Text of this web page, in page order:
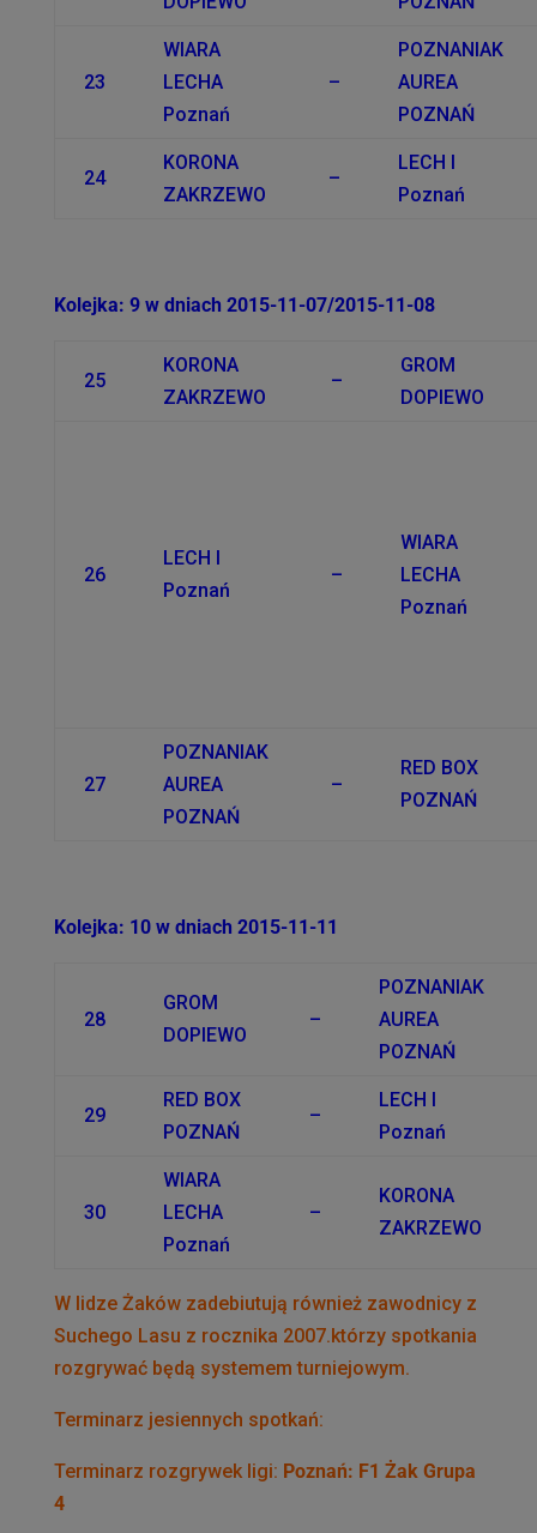
23
WIARA
LECHA
Poznań
–
POZNANIAK
AUREA
POZNAŃ
24
KORONA
ZAKRZEWO
–
LECH I
Poznań
Kolejka: 9 w dniach 2015-11-07/2015-11-08
25
KORONA
ZAKRZEWO
–
GROM
DOPIEWO
26
LECH I
Poznań
–
WIARA
LECHA
Poznań
27
POZNANIAK
AUREA
POZNAŃ
–
RED BOX
POZNAŃ
Kolejka: 10 w dniach 2015-11-11
28
GROM
DOPIEWO
–
POZNANIAK
AUREA
POZNAŃ
29
RED BOX
POZNAŃ
–
LECH I
Poznań
30
WIARA
LECHA
Poznań
–
KORONA
ZAKRZEWO
W lidze Żaków zadebiutują również zawodnicy z
Suchego Lasu z rocznika 2007.którzy spotkania
rozgrywać będą systemem turniejowym.
Terminarz jesiennych spotkań:
Terminarz rozgrywek ligi: Poznań: F1 Żak Grupa
4